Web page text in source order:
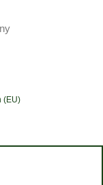
(EU)